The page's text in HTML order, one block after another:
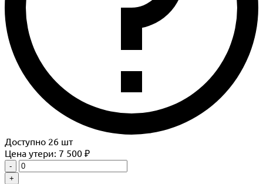
Доступно 26 шт
Цена утери: 7 500 ₽
-
+